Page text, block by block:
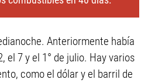
Anteriormente había
el 7 y el 1° de julio. Hay varios
como el dólar y el barril de